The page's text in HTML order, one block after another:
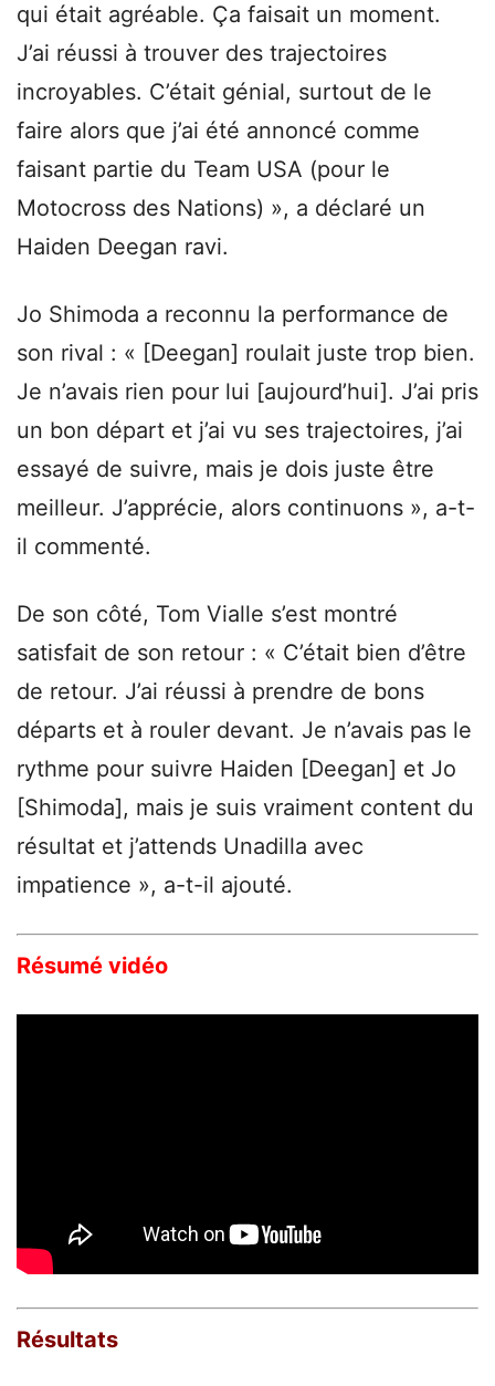
qui était agréable. Ça faisait un moment.
J’ai réussi à trouver des trajectoires
incroyables. C’était génial, surtout de le
faire alors que j’ai été annoncé comme
faisant partie du Team USA (pour le
Motocross des Nations) », a déclaré un
Haiden Deegan ravi.
Jo Shimoda a reconnu la performance de
son rival : « [Deegan] roulait juste trop bien.
Je n’avais rien pour lui [aujourd’hui]. J’ai pris
un bon départ et j’ai vu ses trajectoires, j’ai
essayé de suivre, mais je dois juste être
meilleur. J’apprécie, alors continuons », a-t-
il commenté.
De son côté, Tom Vialle s’est montré
satisfait de son retour : « C’était bien d’être
de retour. J’ai réussi à prendre de bons
départs et à rouler devant. Je n’avais pas le
rythme pour suivre Haiden [Deegan] et Jo
[Shimoda], mais je suis vraiment content du
résultat et j’attends Unadilla avec
impatience », a-t-il ajouté.
Résumé vidéo
Résultats